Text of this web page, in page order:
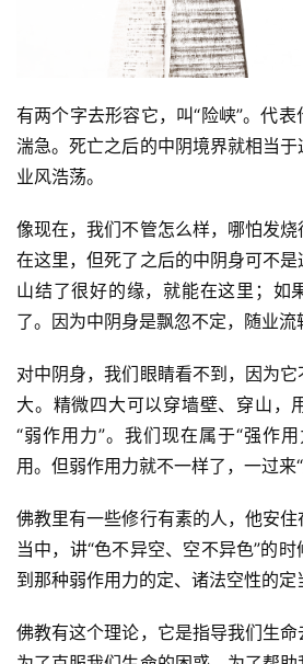
有两个字去形容它，叫“险峡”。代
湍急。死亡之后的中阴境界就相当于
业风浩荡。
像现在，我们不管怎么样，哪怕发
在这里，但死了之后的中阴身可不
山结了很好的缘，就能在这里；如
了。因为中阴身是飘忽不定，随业流
对中阴身，我们眼睛看不到，因为
大。精微四大可以穿墙壁、穿山，
“弱作用力”。我们现在属于“强作
用。但弱作用力就不一样了，一过来“
佛教里有一些修行有素的人，他安
当中，讲“色不异空、空不异色”的
到那种弱作用力的定、诸法空性的定
佛教有这个理论，它是指导我们生